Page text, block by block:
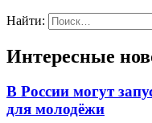
Найти:
Интересные
В России могут
для молодёжи